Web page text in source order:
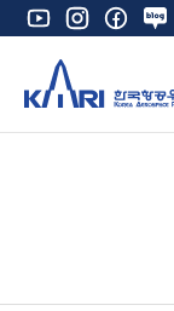
유
튜
인
스
타
그
램
페
이
북
네
이
블
로
K